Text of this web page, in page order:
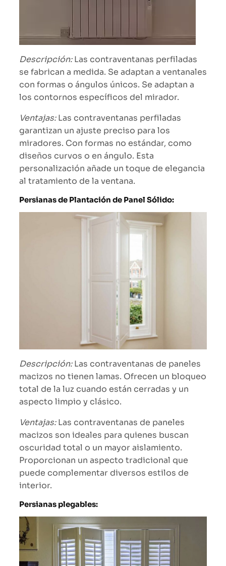
Descripción:Las contraventanas perfiladas
se fabrican a medida. Se adaptan a ventanales
con formas o ángulos únicos. Se adaptan a
los contornos específicos del mirador.
Ventajas:Las contraventanas perfiladas
garantizan un ajuste preciso para los
miradores. Con formas no estándar, como
diseños curvos o en ángulo. Esta
personalización añade un toque de elegancia
al tratamiento de la ventana.
Persianas de Plantación de Panel Sólido:
Descripción:Las contraventanas de paneles
macizos no tienen lamas. Ofrecen un bloqueo
total de la luz cuando están cerradas y un
aspecto limpio y clásico.
Ventajas:Las contraventanas de paneles
macizos son ideales para quienes buscan
oscuridad total o un mayor aislamiento.
Proporcionan un aspecto tradicional que
puede complementar diversos estilos de
interior.
Persianas plegables: